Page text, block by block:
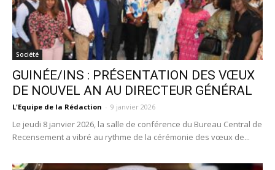
Société
GUINÉE/INS : PRÉSENTATION DES VŒUX
DE NOUVEL AN AU DIRECTEUR GÉNÉRAL
L'Equipe de la Rédaction - 9 janvier 2026
Le jeudi 8 janvier 2026, la salle de conférence du Bureau Central de
Recensement a vibré au rythme de la cérémonie des vœux de...